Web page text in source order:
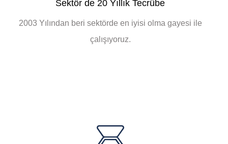
Sektör de 20 Yıllık Tecrübe
2003 Yılından beri sektörde en iyisi olma gayesi ile
çalışıyoruz.